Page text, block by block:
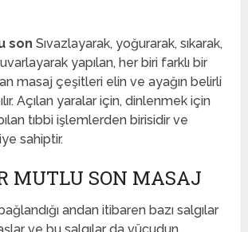
son Sıvazlayarak, yoğurarak, sıkarak,
yapılan, her biri farklı bir
masaj çeşitleri elin ve ayağın belirli
Açılan yaralar için, dinlenmek için
tıbbi işlemlerden birisidir ve
sahiptir.
MUTLU SON MASAJ
andan itibaren bazı salgılar